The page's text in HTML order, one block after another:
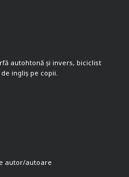
autohtonă și invers, biciclist
ingliș pe copii.
autor/autoare